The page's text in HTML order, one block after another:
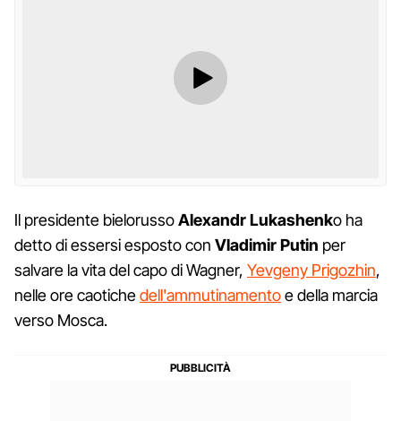
Il presidente bielorussoAlexandr Lukashenko ha
detto di essersi esposto con Vladimir Putin per
salvare la vita del capo di Wagner, Yevgeny Prigozhin,
nelle ore caotichedell'ammutinamentoe della marcia
verso Mosca.